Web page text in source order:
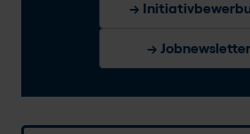
→
→ Jobnewsletter